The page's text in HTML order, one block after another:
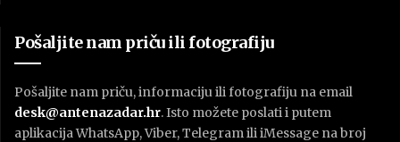
Pošaljite nam priču ili fotografiju
Pošaljite nam priču, informaciju ili fotografiju na email
desk@antenazadar.hr. Isto možete poslati i putem
aplikacija WhatsApp, Viber, Telegram ili iMessage na broj